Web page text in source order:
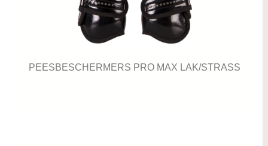
PEESBESCHERMERS PRO MAX LAK/STRASS